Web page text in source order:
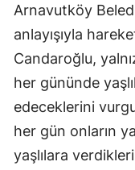
Arnavutköy
anlayışıyla
Candaroğlu,
her gününde
edeceklerini
her gün onların
yaşlılara